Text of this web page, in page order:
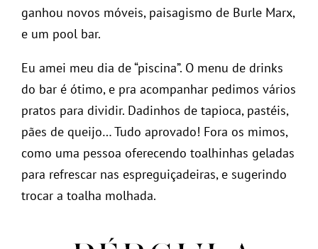
ganhou novos móveis, paisagismo de Burle Marx,
e um pool bar.
Eu amei meu dia de “piscina”. O menu de drinks
do bar é ótimo, e pra acompanhar pedimos vários
pratos para dividir. Dadinhos de tapioca, pastéis,
pães de queijo… Tudo aprovado! Fora os mimos,
como uma pessoa oferecendo toalhinhas geladas
para refrescar nas espreguiçadeiras, e sugerindo
trocar a toalha molhada.